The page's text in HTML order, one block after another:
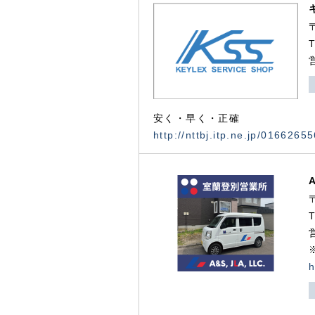
安く・早く・正確
http://nttbj.itp.ne.jp/